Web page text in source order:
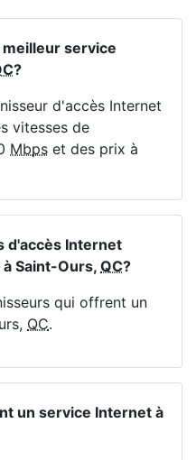
service
?
d'accès Internet
vitesses de
Mbps et des prix à
d'accès Internet
Saint-Ours, QC?
qui offrent un
QC.
un service Internet à